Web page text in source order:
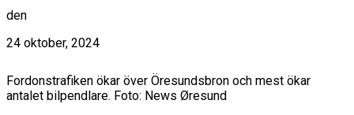
den
24 oktober, 2024
Fordonstrafiken ökar över Öresundsbron och mest ökar
antalet bilpendlare. Foto: News Øresund